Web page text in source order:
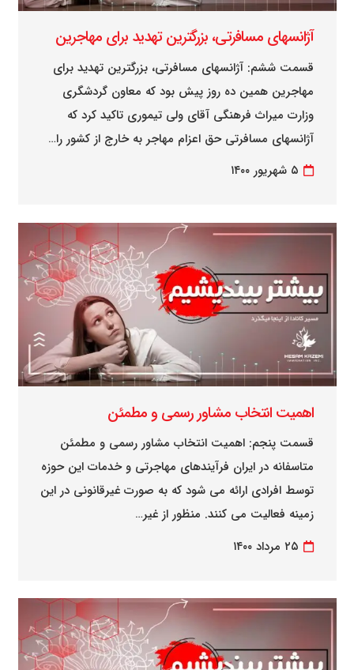
آژانسهای مسافرتی، بزرگترین تهدید برای مهاجرین
قسمت ششم: آژانسهای مسافرتی، بزرگترین تهدید برای
مهاجرین همین ده روز پیش بود که معاون گردشگری
وزارت میراث فرهنگی آقای ولی تیموری تاکید کرد که
آژانسهای مسافرتی حق اعزام مهاجر به خارج از کشور را…
۵ شهریور ۱۴۰۰
اهمیت انتخاب مشاور رسمی و مطمئن
قسمت پنجم: اهمیت انتخاب مشاور رسمی و مطمئن
متاسفانه در ایران فرآیندهای مهاجرتی و خدمات این حوزه
توسط افرادی ارائه می شود که به صورت غیرقانونی در این
زمینه فعالیت می کنند. منظور از غیر…
۲۵ مرداد ۱۴۰۰